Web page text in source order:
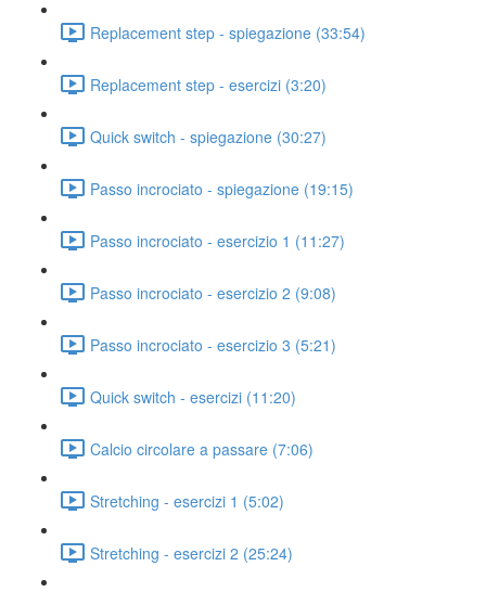
Replacement step - spiegazione (33:54)
Replacement step - esercizi (3:20)
Quick switch - spiegazione (30:27)
Passo incrociato - spiegazione (19:15)
Passo incrociato - esercizio 1 (11:27)
Passo incrociato - esercizio 2 (9:08)
Passo incrociato - esercizio 3 (5:21)
Quick switch - esercizi (11:20)
Calcio circolare a passare (7:06)
Stretching - esercizi 1 (5:02)
Stretching - esercizi 2 (25:24)